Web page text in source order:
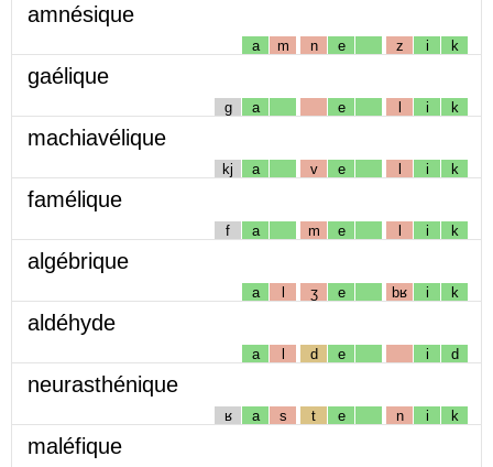
amnésique
a m n e z i k
gaélique
g a e l i k
machiavélique
kj a v e l i k
famélique
f a m e l i k
algébrique
a l ʒ e bʁ i k
aldéhyde
a l d e i d
neurasthénique
ʁ a s t e n i k
maléfique